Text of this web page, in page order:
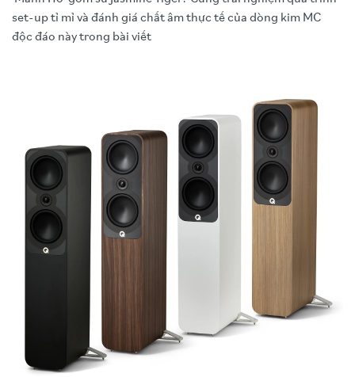
set-up tỉ mỉ và đánh giá chất âm thực tế của dòng kim MC
độc đáo này trong bài viết